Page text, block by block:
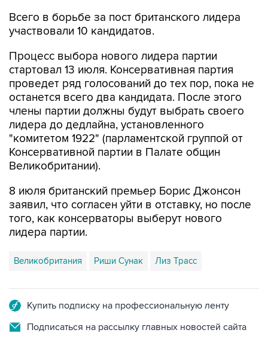
Всего в борьбе за пост британского лидера
участвовали 10 кандидатов.
Процесс выбора нового лидера партии
стартовал 13 июля. Консервативная партия
проведет ряд голосований до тех пор, пока не
останется всего два кандидата. После этого
члены партии должны будут выбрать своего
лидера до дедлайна, установленного
"комитетом 1922" (парламентской группой от
Консервативной партии в Палате общин
Великобритании).
8 июля британский премьер Борис Джонсон
заявил, что согласен уйти в отставку, но после
того, как консерваторы выберут нового
лидера партии.
Великобритания Риши Сунак Лиз Трасс
Купить подписку на профессиональную ленту
Подписаться на рассылку главных новостей сайта